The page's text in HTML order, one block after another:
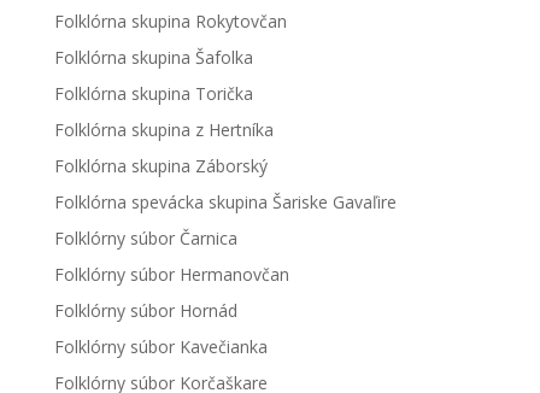
Folklórna skupina Rokytovčan
Folklórna skupina Šafolka
Folklórna skupina Torička
Folklórna skupina z Hertníka
Folklórna skupina Záborský
Folklórna spevácka skupina Šariske Gavaľire
Folklórny súbor Čarnica
Folklórny súbor Hermanovčan
Folklórny súbor Hornád
Folklórny súbor Kavečianka
Folklórny súbor Korčaškare